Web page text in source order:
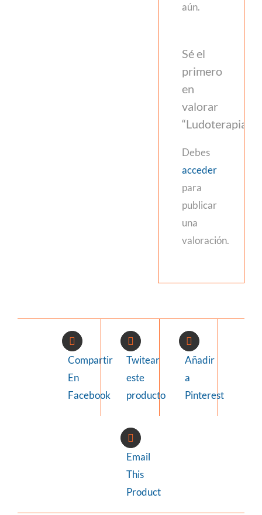
aún.
Sé el
primero
en
valorar
“Ludoterapia”
Debes
acceder
para
publicar
una
valoración.
Compartir
En
Facebook
Twitear
este
producto
Añadir
a
Pinterest
Email
This
Product